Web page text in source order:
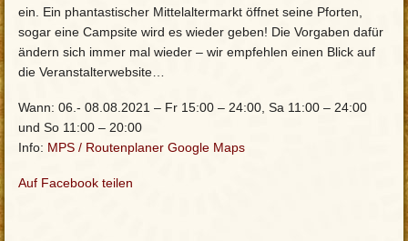
ein. Ein phantastischer Mittelaltermarkt öffnet seine Pforten,
sogar eine Campsite wird es wieder geben! Die Vorgaben dafür
ändern sich immer mal wieder – wir empfehlen einen Blick auf
die Veranstalterwebsite…
Wann: 06.- 08.08.2021 – Fr 15:00 – 24:00, Sa 11:00 – 24:00
und So 11:00 – 20:00
Info: MPS / Routenplaner Google Maps
Auf Facebook teilen